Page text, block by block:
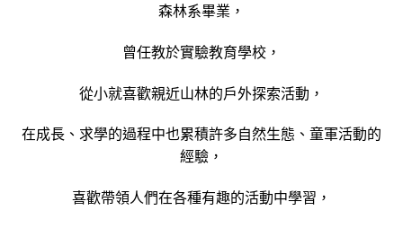
森林系畢業，
曾任教於實驗教育學校，
從小就喜歡親近山林的戶外探索活動，
在成長、求學的過程中也累積許多自然生態、童軍活動的
經驗，
喜歡帶領人們在各種有趣的活動中學習，